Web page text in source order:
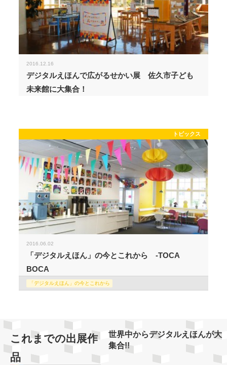
2016.12.16
デジタルえほんで広がるせかい展 佐久市子ども
未来館に大集合！
トピックス
2016.06.02
「デジタルえほん」の今とこれから -TOCA
BOCA
「デジタルえほん」の今とこれから
これまでの出展作
品
世界中からデジタルえほんが大
集合!!